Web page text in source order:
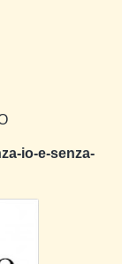
io-e-senza-